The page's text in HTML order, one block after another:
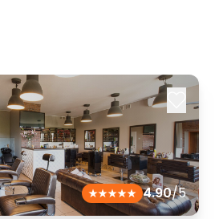
4.90/5